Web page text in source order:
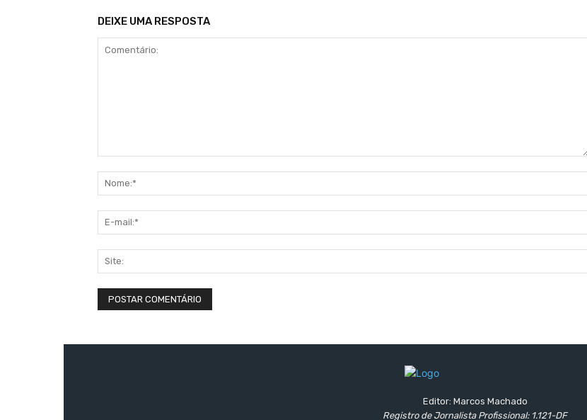
DEIXE UMA RESPOSTA
Editor: Marcos Machado
Registro de Jornalista Profissional: 1.121-DF